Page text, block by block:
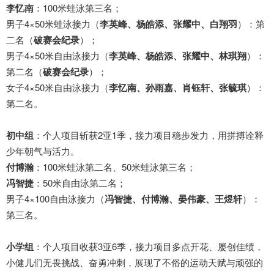
李忆南 ：100米蛙泳第三名；
男子4×50米蛙泳接力（李英峰、杨皓添、张耀中、白翔羽）：第
二名（破赛会纪录）；
男子4×50米自由泳接力（李英峰、杨皓添、张耀中、林琪翔）：
第二名（破赛会纪录）；
女子4×50米自由泳接力（李忆南、孙雨嘉、肖钰轩、张毓琪）：
第二名。
初中组 ：个人项目斩获2亚1季，接力项目稳步发力，用拼搏诠释
少年朝气与活力。
付博瀚 ：100米蛙泳第二名、50米蛙泳第三名；
冯智捷 ：50米自由泳第二名；
男子4×100自由泳接力（冯智捷、付博瀚、晏伟豪、王煜轩）：
第三名。
小学组 ：个人项目收获3亚6季，接力项目多点开花、屡创佳绩，
小健儿们无畏挑战、奋勇冲刺，展现了不俗的运动天赋与顽强的